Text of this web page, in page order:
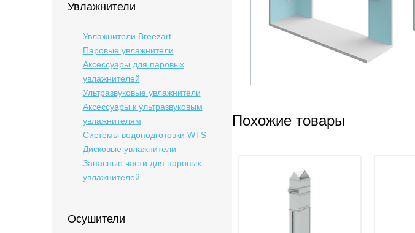
Увлажнители
Увлажнители Breezart
Паровые увлажнители
Аксессуары для паровых
увлажнителей
Ультразвуковые увлажнители
Аксессуары к ультразвуковым
увлажнителям
Системы водоподготовки WTS
Дисковые увлажнители
Запасные части для паровых
увлажнителей
Осушители
Похожие товары